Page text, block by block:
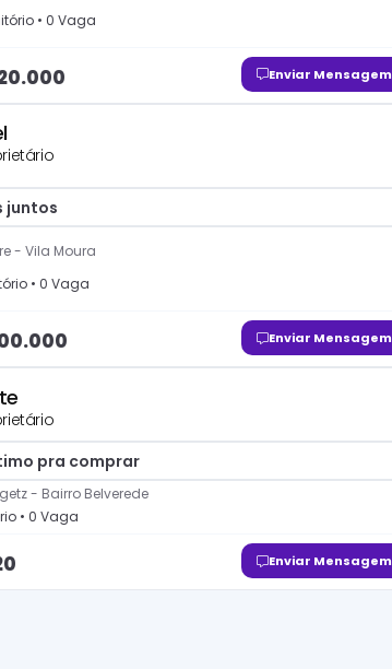
• 0 Vaga
Enviar Mensagem
juntos
- Vila Moura
• 0 Vaga
Enviar Mensagem
pra comprar
- Bairro Belverede
• 0 Vaga
Enviar Mensagem